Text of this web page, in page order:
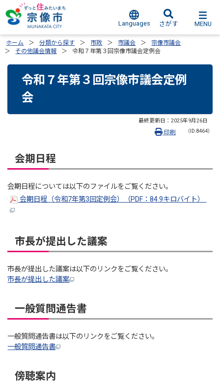
Languages さがす MENU
ホーム 分類から探す 市政 市議会
宗像市議会
その他議会情報
令和７年第３回宗像市議会定例会
令和７年第３回宗像市議会定例
会
最終更新日： 2025年9月26日
（ID:8464）
印刷
会期日程
会期日程については以下のファイルをご覧ください。
会期日程（令和7年第3回定例会）（PDF：84.9キロバイト）
市長が提出した議案
市長が提出した議案は以下のリンクをご覧ください。
市長が提出した議案
一般質問通告書
一般質問通告書は以下のリンクをご覧ください。
一般質問通告書
傍聴案内